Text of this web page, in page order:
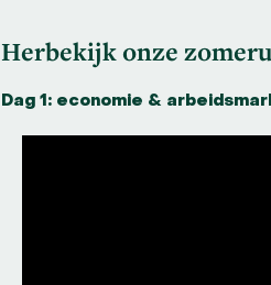
Herbekijk onze
Dag 1: economie &